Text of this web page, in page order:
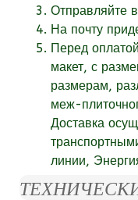
Отправляйте
На почту
Перед
макет, с
размерам,
меж-
Доставка
линии,